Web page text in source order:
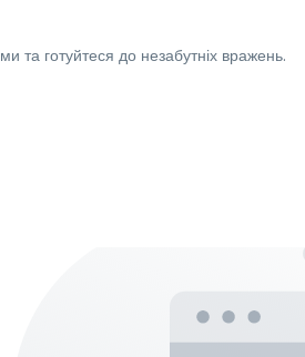
та готуйтеся до незабутніх вражень.